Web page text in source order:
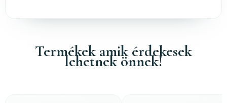
Termékek amik érdekesek
lehetnek önnek!